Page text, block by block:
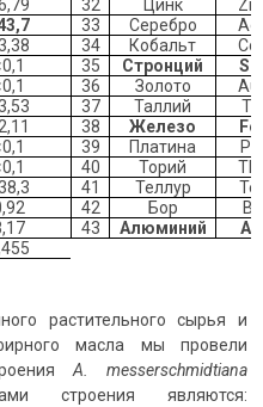
32 Цинк
Zn
33 Серебро
Ag
34 Кобальт
Co
35 Стронций
Sr
36 Золото
Au
37 Таллий
Tl
38 Железо
Fe
39 Платина
Pt
40 Торий
Th
41 Теллур
Te
42 Бор
B
43 Алюминий
Al
растительного сырья и
масла мы провели
A. messersсhmidtiana
строения являются: